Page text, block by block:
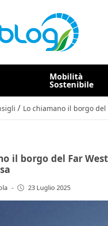
Mobilità
Sostenibile
/ Lo chiamano il borgo
il borgo del Far
- 23 Luglio 2025